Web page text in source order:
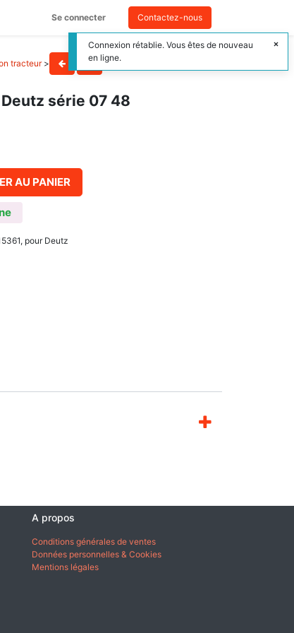
Se connecter Contactez-nous
tracteur>
série 07 48
AU PANIER
pour Deutz
A propos
Conditions générales de ventes
Données personnelles & Cookies
Mentions légales
Connexion rétablie. Vous êtes de nouveau
en ligne.